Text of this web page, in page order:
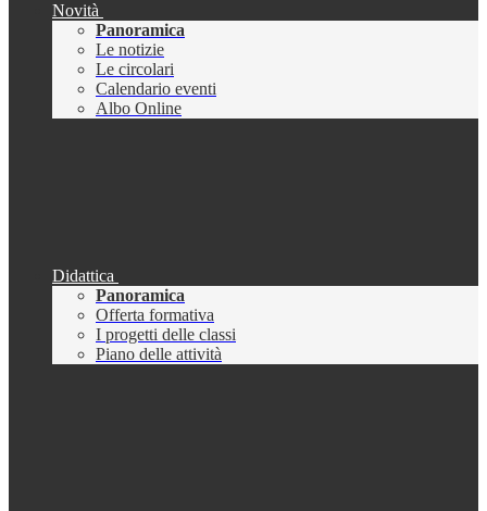
Novità
Panoramica
Le notizie
Le circolari
Calendario eventi
Albo Online
Didattica
Panoramica
Offerta formativa
I progetti delle classi
Piano delle attività